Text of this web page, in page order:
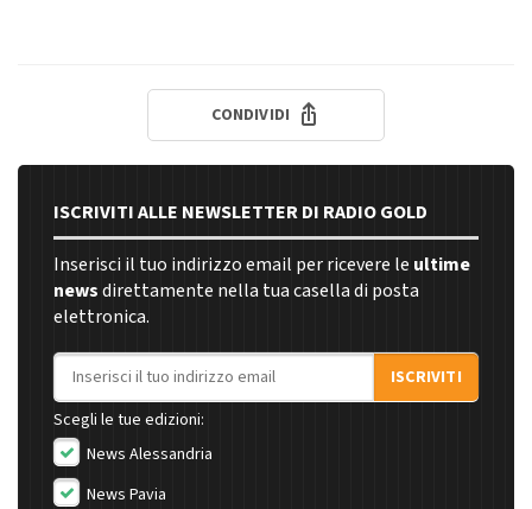
CONDIVIDI
ISCRIVITI ALLE NEWSLETTER DI RADIO GOLD
Inserisci il tuo indirizzo email per ricevere le ultime
newsdirettamente nella tua casella di posta
elettronica.
Indirizzo email
ISCRIVITI
Scegli le tue edizioni:
News Alessandria
News Pavia